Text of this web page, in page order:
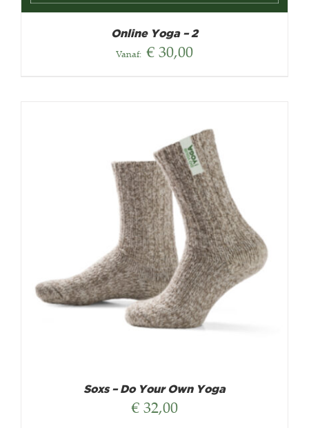
Online Yoga – 2
Vanaf: € 30,00
Soxs – Do Your Own Yoga
€32,00